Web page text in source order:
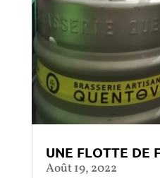
UNE FLOTTE DE
Août 19, 2022